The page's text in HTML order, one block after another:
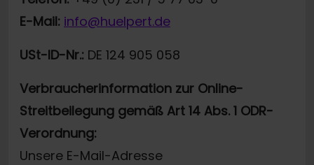
E-Mail: info@huelpert.de
USt-ID-Nr.: DE 124 905 058
Verbraucherinformation zur Online-
Streitbeilegung gemäß Art 14 Abs. 1 ODR-
Verordnung:
Unsere E-Mail-Adresse